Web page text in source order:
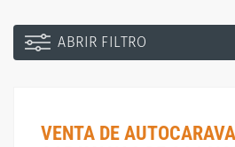
ABRIR FILTRO
VENTA DE